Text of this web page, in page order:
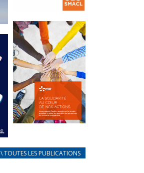
La
prévention
des conflits
d’intérêts
18 septembre 2023
FEUILLETER
au coeur de
nos actions
\ TOUTES LES PUBLICATIONS